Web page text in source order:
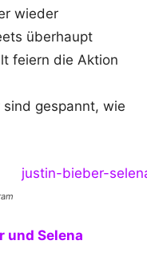
wieder
überhaupt
feiern die Aktion
gespannt, wie
und Selena